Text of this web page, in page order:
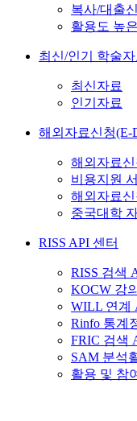
복사/대출
활용도 높
최신/인기 학술자
최신자료
인기자료
해외자료신청(E-
해외자료
비용지원
해외자료
중국대학
RISS API 센터
RISS 검색
KOCW 강
WILL 연계
Rinfo 통계
FRIC 검색
SAM 분석
활용 및 참